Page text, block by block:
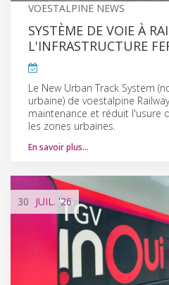
VOESTALPINE NEWS
SYSTÈME DE VOIE À
L'INFRASTRUCTURE
Le New Urban Track System
urbaine) de voestalpine
maintenance et réduit l'usure
les zones urbaines.
En savoir plus…
30 JUIL. '26